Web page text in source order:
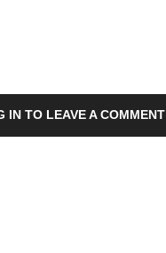
IN TO LEAVE A COMMENT